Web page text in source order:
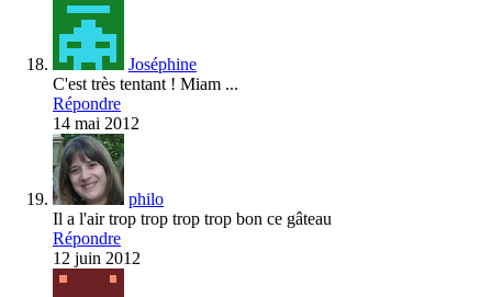
Joséphine
C'est très tentant ! Miam ...
Répondre
14 mai 2012
philo
Il a l'air trop trop trop trop bon ce gâteau
Répondre
12 juin 2012